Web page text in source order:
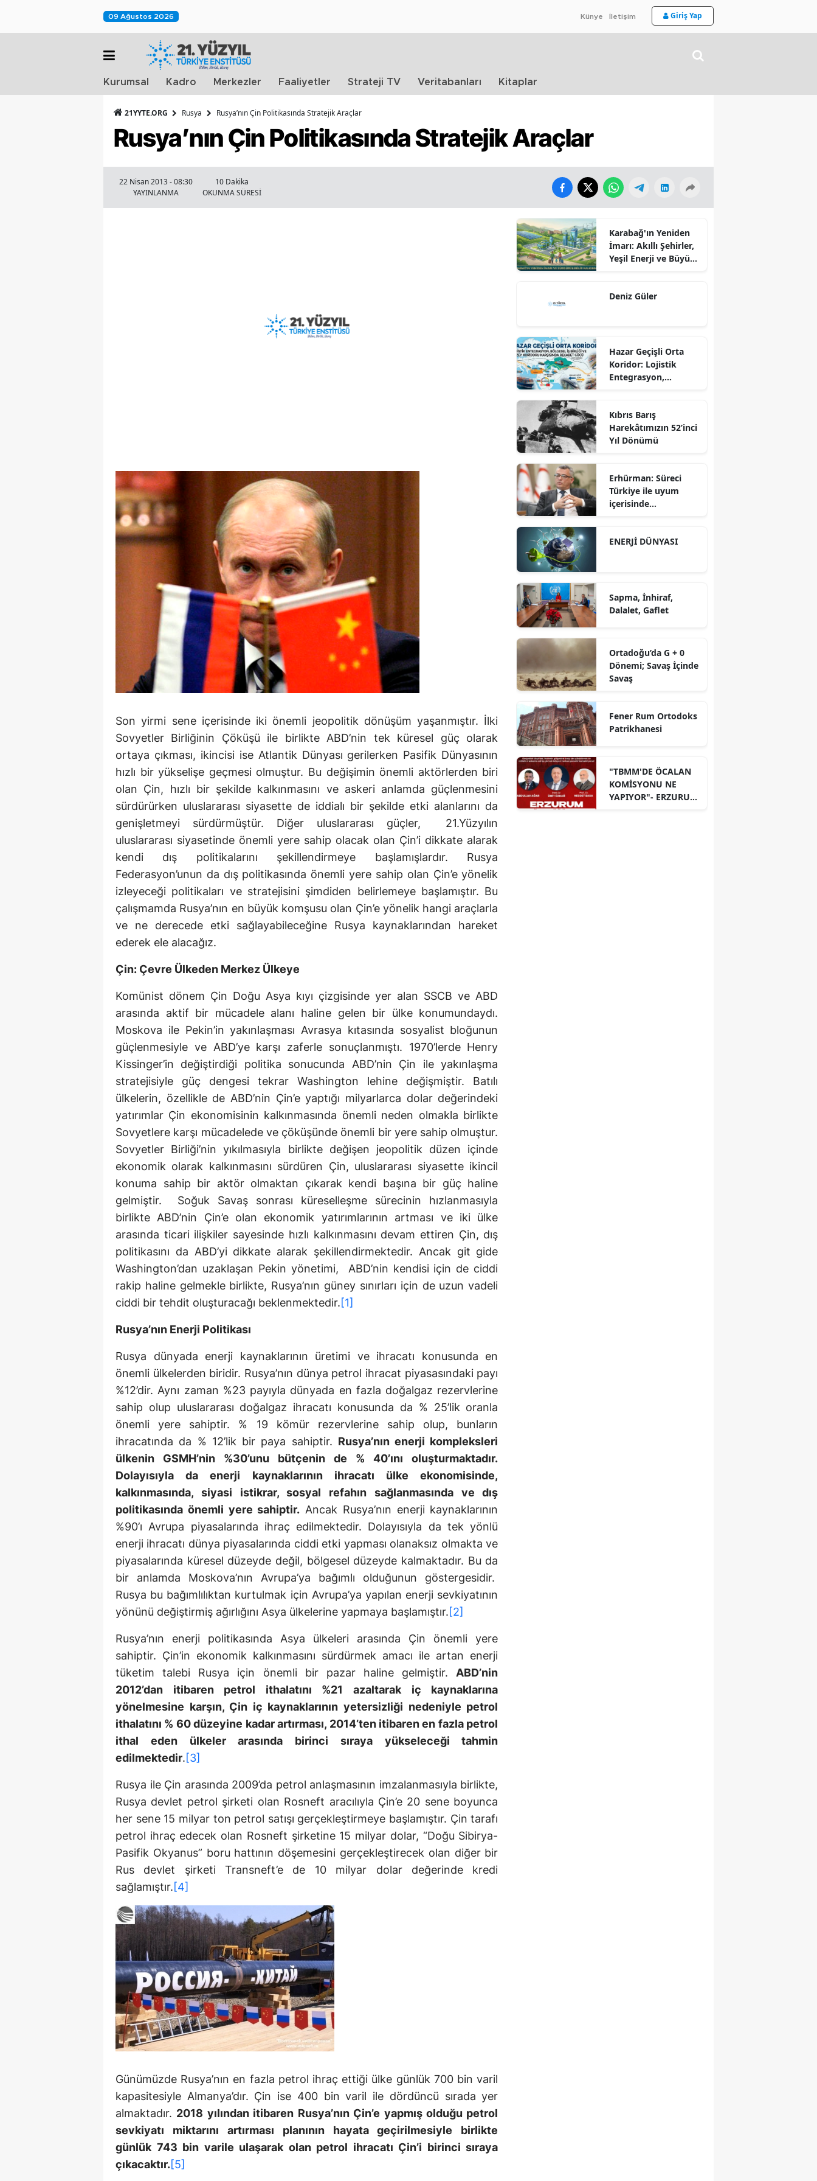
09 Ağustos 2026 Künye İletişim Giriş Yap
Kurumsal Kadro Merkezler Faaliyetler Strateji TV Veritabanları Kitaplar
21YYTE.ORG Rusya Rusya’nın Çin Politikasında Stratejik Araçlar
Rusya’nın Çin Politikasında Stratejik Araçlar
22 Nisan 2013 - 08:30
YAYINLANMA
10 Dakika
OKUNMA SÜRESİ
Son yirmi sene içerisinde iki önemli jeopolitik dönüşüm yaşanmıştır. İlki
Sovyetler Birliğinin Çöküşü ile birlikte ABD’nin tek küresel güç olarak
ortaya çıkması, ikincisi ise Atlantik Dünyası gerilerken Pasifik Dünyasının
hızlı bir yükselişe geçmesi olmuştur. Bu değişimin önemli aktörlerden biri
olan Çin, hızlı bir şekilde kalkınmasını ve askeri anlamda güçlenmesini
sürdürürken uluslararası siyasette de iddialı bir şekilde etki alanlarını da
genişletmeyi sürdürmüştür. Diğer uluslararası güçler, 21.Yüzyılın
uluslararası siyasetinde önemli yere sahip olacak olan Çin’i dikkate alarak
kendi dış politikalarını şekillendirmeye başlamışlardır. Rusya
Federasyon’unun da dış politikasında önemli yere sahip olan Çin’e yönelik
izleyeceği politikaları ve stratejisini şimdiden belirlemeye başlamıştır. Bu
çalışmamda Rusya’nın en büyük komşusu olan Çin’e yönelik hangi araçlarla
ve ne derecede etki sağlayabileceğine Rusya kaynaklarından hareket
ederek ele alacağız.
Çin: Çevre Ülkeden Merkez Ülkeye
Komünist dönem Çin Doğu Asya kıyı çizgisinde yer alan SSCB ve ABD
arasında aktif bir mücadele alanı haline gelen bir ülke konumundaydı.
Moskova ile Pekin’in yakınlaşması Avrasya kıtasında sosyalist bloğunun
güçlenmesiyle ve ABD’ye karşı zaferle sonuçlanmıştı. 1970’lerde Henry
Kissinger’in değiştirdiği politika sonucunda ABD’nin Çin ile yakınlaşma
stratejisiyle güç dengesi tekrar Washington lehine değişmiştir. Batılı
ülkelerin, özellikle de ABD’nin Çin’e yaptığı milyarlarca dolar değerindeki
yatırımlar Çin ekonomisinin kalkınmasında önemli neden olmakla birlikte
Sovyetlere karşı mücadelede ve çöküşünde önemli bir yere sahip olmuştur.
Sovyetler Birliği’nin yıkılmasıyla birlikte değişen jeopolitik düzen içinde
ekonomik olarak kalkınmasını sürdüren Çin, uluslararası siyasette ikincil
konuma sahip bir aktör olmaktan çıkarak kendi başına bir güç haline
gelmiştir. Soğuk Savaş sonrası küreselleşme sürecinin hızlanmasıyla
birlikte ABD’nin Çin’e olan ekonomik yatırımlarının artması ve iki ülke
arasında ticari ilişkiler sayesinde hızlı kalkınmasını devam ettiren Çin, dış
politikasını da ABD’yi dikkate alarak şekillendirmektedir. Ancak git gide
Washington’dan uzaklaşan Pekin yönetimi, ABD’nin kendisi için de ciddi
rakip haline gelmekle birlikte, Rusya’nın güney sınırları için de uzun vadeli
ciddi bir tehdit oluşturacağı beklenmektedir.[1]
Rusya’nın Enerji Politikası
Rusya dünyada enerji kaynaklarının üretimi ve ihracatı konusunda en
önemli ülkelerden biridir. Rusya’nın dünya petrol ihracat piyasasındaki payı
%12’dir. Aynı zaman %23 payıyla dünyada en fazla doğalgaz rezervlerine
sahip olup uluslararası doğalgaz ihracatı konusunda da % 25’lik oranla
önemli yere sahiptir. % 19 kömür rezervlerine sahip olup, bunların
ihracatında da % 12’lik bir paya sahiptir. Rusya’nın enerji kompleksleri
ülkenin GSMH’nin %30’unu bütçenin de % 40’ını oluşturmaktadır.
Dolayısıyla da enerji kaynaklarının ihracatı ülke ekonomisinde,
kalkınmasında, siyasi istikrar, sosyal refahın sağlanmasında ve dış
politikasında önemli yere sahiptir. Ancak Rusya’nın enerji kaynaklarının
%90’ı Avrupa piyasalarında ihraç edilmektedir. Dolayısıyla da tek yönlü
enerji ihracatı dünya piyasalarında ciddi etki yapması olanaksız olmakta ve
piyasalarında küresel düzeyde değil, bölgesel düzeyde kalmaktadır. Bu da
bir anlamda Moskova’nın Avrupa’ya bağımlı olduğunun göstergesidir.
Rusya bu bağımlılıktan kurtulmak için Avrupa’ya yapılan enerji sevkiyatının
yönünü değiştirmiş ağırlığını Asya ülkelerine yapmaya başlamıştır.[2]
Rusya’nın enerji politikasında Asya ülkeleri arasında Çin önemli yere
sahiptir. Çin’in ekonomik kalkınmasını sürdürmek amacı ile artan enerji
tüketim talebi Rusya için önemli bir pazar haline gelmiştir.ABD’nin
2012’dan itibaren petrol ithalatını %21 azaltarak iç kaynaklarına
yönelmesine karşın, Çin iç kaynaklarının yetersizliği nedeniyle petrol
ithalatını % 60 düzeyine kadar artırması, 2014’ten itibaren en fazla petrol
ithal eden ülkeler arasında birinci sıraya yükseleceği tahmin
edilmektedir.[3]
Rusya ile Çin arasında 2009’da petrol anlaşmasının imzalanmasıyla birlikte,
Rusya devlet petrol şirketi olan Rosneft aracılıyla Çin’e 20 sene boyunca
her sene 15 milyar ton petrol satışı gerçekleştirmeye başlamıştır. Çin tarafı
petrol ihraç edecek olan Rosneft şirketine 15 milyar dolar, “Doğu Sibirya-
Pasifik Okyanus” boru hattının döşemesini gerçekleştirecek olan diğer bir
Rus devlet şirketi Transneft’e de 10 milyar dolar değerinde kredi
sağlamıştır.[4]
Günümüzde Rusya’nın en fazla petrol ihraç ettiği ülke günlük 700 bin varil
kapasitesiyle Almanya’dır. Çin ise 400 bin varil ile dördüncü sırada yer
almaktadır. 2018 yılından itibaren Rusya’nın Çin’e yapmış olduğu petrol
sevkiyatı miktarını artırması planının hayata geçirilmesiyle birlikte
günlük 743 bin varile ulaşarak olan petrol ihracatı Çin’i birinci sıraya
çıkacaktır.[5]
Karabağ'ın Yeniden
İmarı: Akıllı Şehirler,
Yeşil Enerji ve Büyük
Sürdürülebilir
Deniz Güler
Hazar Geçişli Orta
Koridor: Lojistik
Entegrasyon,
Karşısında Rekabet
Gücü
Kıbrıs Barış
Harekâtımızın 52’inci
Yıl Dönümü
Erhürman: Süreci
Türkiye ile uyum
içerisinde
ENERJİ DÜNYASI
Sapma, İnhiraf,
Dalalet, Gaflet
Ortadoğu’da G + 0
Dönemi; Savaş İçinde
Savaş
Fener Rum Ortodoks
Patrikhanesi
"TBMM'DE ÖCALAN
KOMİSYONU NE
YAPIYOR"- ERZURUM